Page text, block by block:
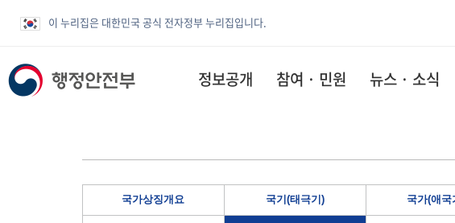
이 누리집은 대한민국 공식 전자정부 누리집입니다.
정보공개 참여 · 민원 뉴스 · 소식
국가상징개요 국기(태극기) 국가(애국